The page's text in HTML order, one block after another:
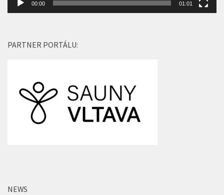
00:00 01:01
PARTNER PORTÁLU:
NEWS